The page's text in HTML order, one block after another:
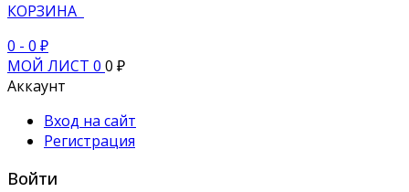
КОРЗИНА
0 - 0 ₽
МОЙ ЛИСТ 0 0 ₽
Аккаунт
Вход на сайт
Регистрация
Войти